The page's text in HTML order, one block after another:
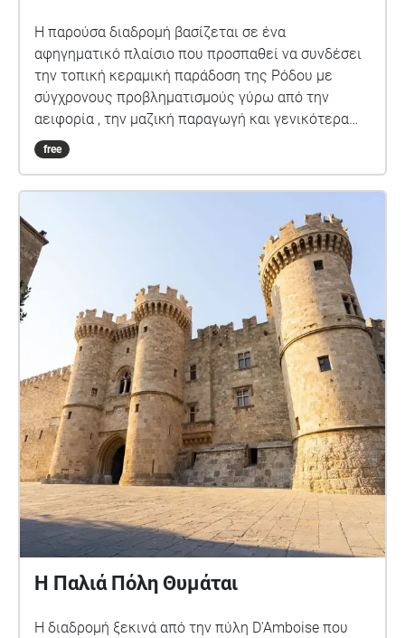
Η παρούσα διαδρομή βασίζεται σε ένα
αφηγηματικό πλαίσιο που προσπαθεί να συνδέσει
την τοπική κεραμική παράδοση της Ρόδου με
σύγχρονους προβληματισμούς γύρω από την
αειφορία , την μαζική παραγωγή και γενικότερα
την βιωσιμότητα. Μέσα από την φωνή της Ζωής,
της αφηγήτριας , η οποία στο παρελθόν υπήρξε
μέρη γνώριμα, αναζητώντας το «Κόκκινο χρώμα»,
ένα στοιχείο που φαίνεται σήμερα να κινδυνεύει
να χαθεί.
free
Η Παλιά Πόλη Θυμάται
Η διαδρομή ξεκινά από την πύλη D'Amboise που